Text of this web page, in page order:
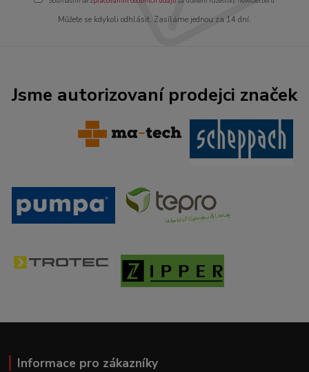
Můžete se kdykoli odhlásit. Zasíláme jednou za 14 dní.
Jsme autorizovaní prodejci značek
Informace pro zákazníky